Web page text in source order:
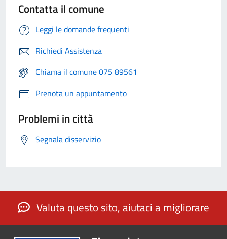
Contatta il comune
Leggi le domande frequenti
Richiedi Assistenza
Chiama il comune 075 89561
Prenota un appuntamento
Problemi in città
Segnala disservizio
Valuta questo sito, aiutaci a migliorare